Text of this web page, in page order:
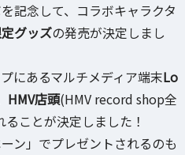
記念して、コラボキャラクタ
グッズの発売が決定しまし
にあるマルチメディア端末Lo
HMV店頭(HMV record shop全
ることが決定しました！
ン」でプレゼントされるのも